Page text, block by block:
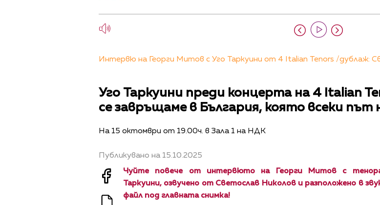
Интервю на Георги Митов с Уго Таркуини от 4 Italian Tenors /дублаж:
Уго Таркуини преди концерта на 4 Italian
се завръщаме в България, която всеки път
На 15 октомври от 19.00ч. в Зала 1 на НДК
Публикувано на 15.10.2025
Чуйте повече от интервюто на Георги Митов с
Таркуини, озвучено от Светослав Николов и разположено в
файл под главната снимка!